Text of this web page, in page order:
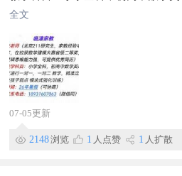
（进行一对一，一对二教学，精准
时间：26年暑假（可协商）
联系电话：18931607063（微信同）
全文
07-05更新
2148浏览 1 人点赞 1 人扩散